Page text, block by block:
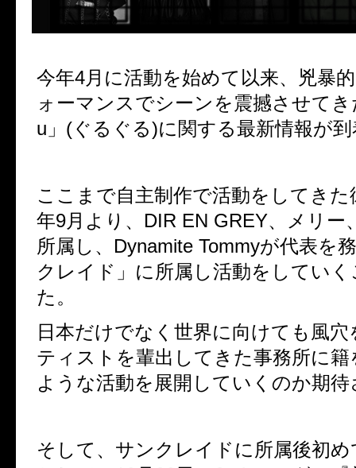
今年4月に活動を始めて以来、兇暴
ォーマンスでシーンを震撼させてき
u 」 (ぐるぐる)に関する最新情報が
ここまで自主制作で活動をしてきた
年9月より、 DIR EN GREY、メリー
所属し、 Dynamite Tommyが代表を
クレイド」に所属し活動をしてい
た。
日本だけでなく世界に向けても風
ティストを輩出してきた事務所に
ような活動を展開していくのか期待
そして、サンクレイドに所属後初